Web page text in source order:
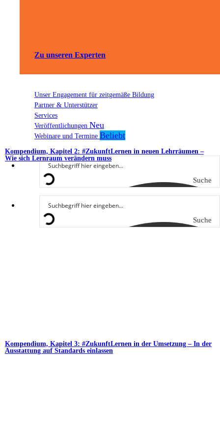
Zu unseren Experten
Unser Engagement für zeitgemäße Bildung
Partner & Unterstützer
Services
Veröffentlichungen
Webinare und Termine
Suche
Suche
Kompendium, Kapitel 2: #ZukunftLernen in neuen Lehrräumen –
Wie sich Lernraum verändern muss
Kompendium, Kapitel 3: #ZukunftLernen in der Umsetzung – In der
Ausstattung auf Standards einlassen